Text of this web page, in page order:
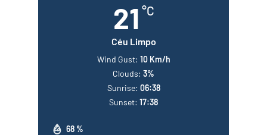
21 °C
Céu Limpo
68 %
Wind Gust: 10 Km/h
Clouds: 3%
Sunrise: 06:38
Sunset: 17:38